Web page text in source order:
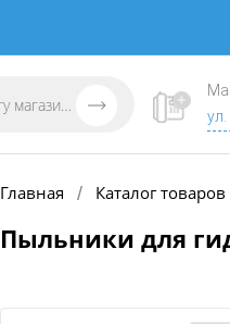
Главная / Каталог товаров
Пыльники для